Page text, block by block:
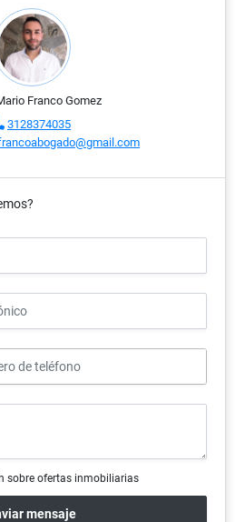
Franco Gomez
3128374035
sobre ofertas inmobiliarias
mensaje